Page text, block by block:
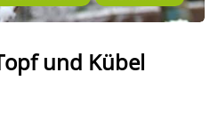
und Kübel